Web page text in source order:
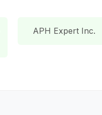
APH Expert Inc.